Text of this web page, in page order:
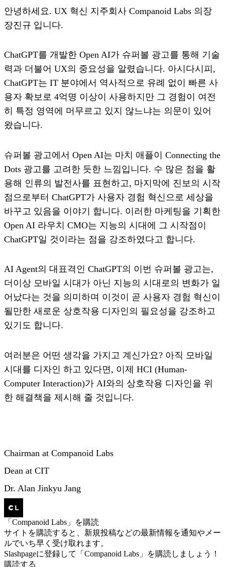
안녕하세요. UX 혁신 지주회사 Companoid Labs 의장
장진규 입니다.
ChatGPT를 개발한 Open AI가 슈퍼볼 광고를 통해 기술
력과 더불어 UX의 중요성을 알렸습니다. 아시다시피,
ChatGPT는 IT 분야에서 역사적으로 유례 없이 빠른 사
용자 확보로 4억명 이상이 사용하지만 그 경험이 여전
히 특정 영역에 머무르고 있지 않느냐는 의문이 있어
왔습니다.
슈퍼볼 광고에서 Open AI는 마치 애플이 Connecting the
Dots 광고를 고려한 듯한 느낌입니다. 수 많은 점을 활
용해 인류의 발전사를 표현하고, 마지막에 진보의 시작
점으로부터 ChatGPT가 사용자 경험 혁신으로 세상을
바꾸고 있음을 이야기 합니다. 이러한 마케팅을 기획한
Open AI 라우치 CMO는 지능의 시대에 그 시작점이
ChatGPT일 것이라는 점을 강조하였다고 합니다.
AI Agent의 대표격인 ChatGPT의 이번 슈퍼볼 광고는,
더이상 모바일 시대가 아닌 지능의 시대로의 변화가 일
어났다는 것을 의미하며 이것이 곧 사용자 경험 혁신이
될만한 새로운 상호작용 디자인의 필요성을 강조하고
있기도 합니다.
여러분은 어떤 생각을 가지고 계신가요? 아직 모바일
시대를 디자인 하고 있다면, 이제 HCI (Human-
Computer Interaction)가 AI와의 상호작용 디자인을 위
한 해결책을 제시해 줄 것입니다.
Chairman at Companoid Labs
Dean at CIT
Dr. Alan Jinkyu Jang
「Companoid Labs」を購読
サイトを購読すると、新規投稿などの最新情報を通知やメー
ルでいち早く受け取れます。
Slashpageに登録して「Companoid Labs」を購読しましょう！
購読する